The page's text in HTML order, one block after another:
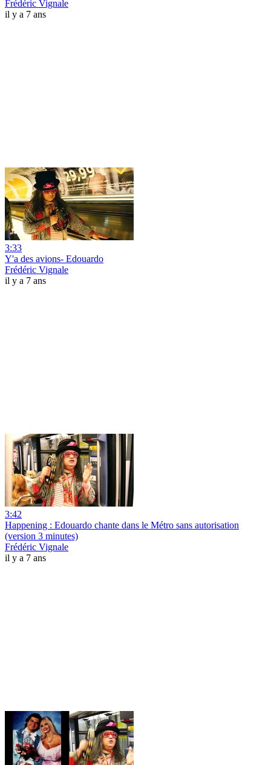
Frédéric Vignale
il y a 7 ans
3:33
Y'a des avions- Edouardo
Frédéric Vignale
il y a 7 ans
3:42
Happening : Edouardo chante dans le Métro sans autorisation
(version 3 minutes)
Frédéric Vignale
il y a 7 ans